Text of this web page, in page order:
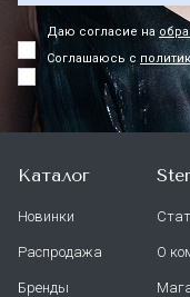
Даю согласие на
Соглашаюсь с
Каталог
Новинки
Распродажа
Бренды
О